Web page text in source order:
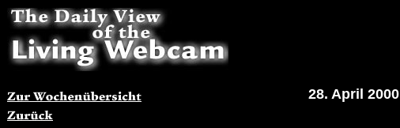
28. April 2000